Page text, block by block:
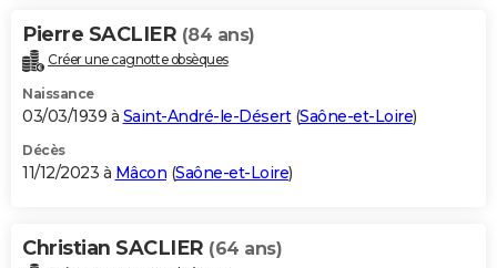
Pierre SACLIER (84 ans)
Créer une cagnotte obsèques
Naissance
03/03/1939 à Saint-André-le-Désert(Saône-et-Loire)
Décès
11/12/2023 à Mâcon (Saône-et-Loire)
Christian SACLIER (64 ans)